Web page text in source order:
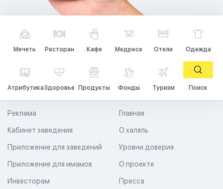
Мечеть Ресторан Кафе Медресе Отели Одежда
АтрибутикаЗдоровье Продукты Фонды Туризм Поиск
Главная
О халяль
Уровни доверия
Реклама
Кабинет заведения
Приложение для заведений
Приложение для имамов О проекте
Пресса
Инвесторам